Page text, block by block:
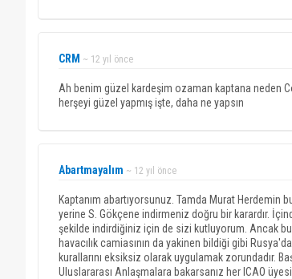
CRM ~ 12 yıl önce
Ah benim güzel kardeşim ozaman kaptana neden
herşeyi güzel yapmış işte, daha ne yapsın
Abartmayalım ~ 12 yıl önce
Kaptanım abartıyorsunuz. Tamda Murat Herdemin
yerine S. Gökçene indirmeniz doğru bir karardır.
şekilde indirdiğiniz için de sizi kutluyorum. Ancak
havacılık camiasının da yakinen bildiği gibi
kurallarını eksiksiz olarak uygulamak zorundadır.
Uluslararası Anlaşmalara bakarsanız her ICAO